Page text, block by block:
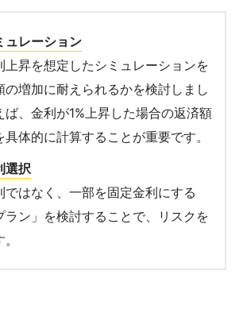
ュレーション
上昇を想定したシミュレーションを
の増加に耐えられるかを検討しまし
ば、金利が1%上昇した場合の返済額
体的に計算することが重要です。
選択
ではなく、一部を固定金利にする
ラン」を検討することで、リスクを